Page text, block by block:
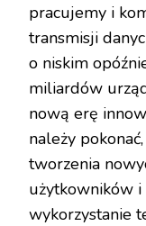
pracujemy i
transmisji
o niskim
miliardów
nową erę
należy
tworzenia
użytkowników i
wykorzystanie